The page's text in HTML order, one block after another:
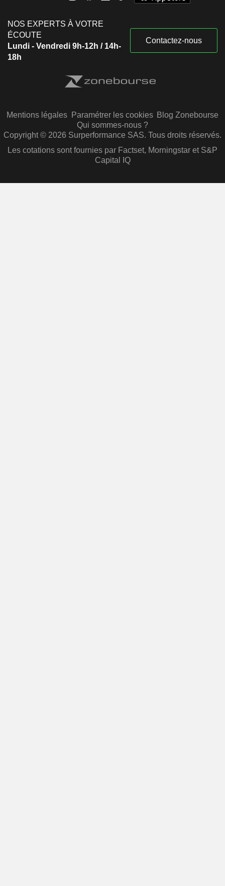
NOS EXPERTS À VOTRE
ÉCOUTE
Lundi - Vendredi 9h-12h / 14h-
18h
Contactez-nous
Mentions légales Paramétrer les cookies Blog Zonebourse
Qui sommes-nous ?
Copyright © 2026 Surperformance SAS. Tous droits réservés.
Les cotations sont fournies par Factset, Morningstar et S&P
Capital IQ